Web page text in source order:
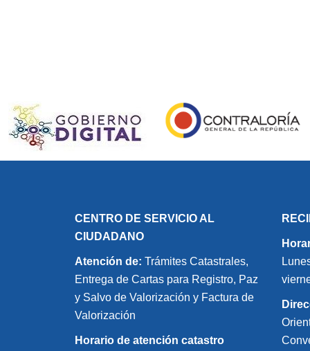
CENTRO DE SERVICIO AL
CIUDADANO
Atención de: Trámites Catastrales,
Entrega de Cartas para Registro, Paz
y Salvo de Valorización y Factura de
Valorización
Horario de atención catastro